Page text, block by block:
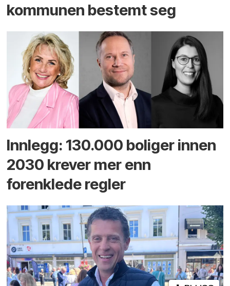
kommunen bestemt seg
Innlegg: 130.000 boliger innen
2030 krever mer enn
forenklede regler